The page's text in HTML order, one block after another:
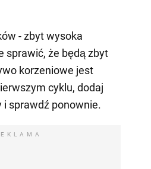
- zbyt wysoka
sprawić, że będą zbyt
korzeniowe jest
cyklu, dodaj
i sprawdź ponownie.